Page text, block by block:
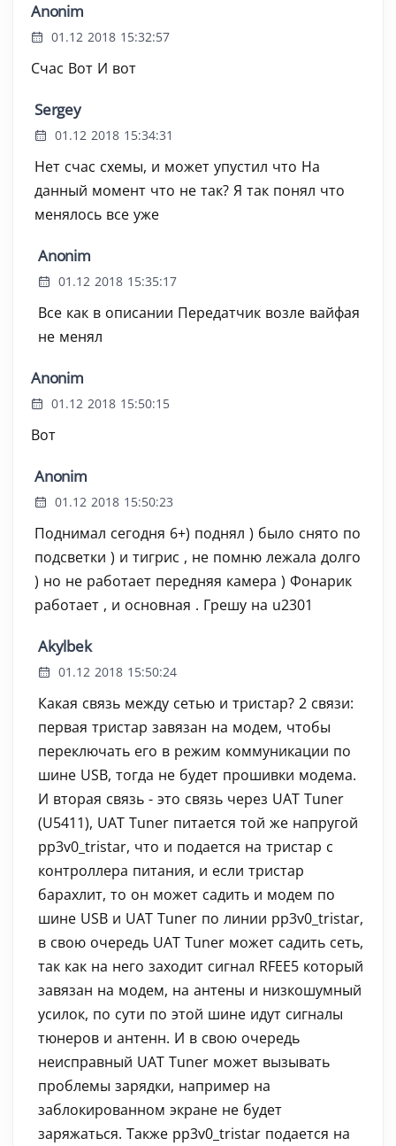
Anonim
01.12 2018 15:32:57
Счас Вот И вот
Sergey
01.12 2018 15:34:31
Нет счас схемы, и может упустил что На
данный момент что не так? Я так понял что
менялось все уже
Anonim
01.12 2018 15:35:17
Все как в описании Передатчик возле вайфая
не менял
Anonim
01.12 2018 15:50:15
Вот
Anonim
01.12 2018 15:50:23
Поднимал сегодня 6+) поднял ) было снято по
подсветки ) и тигрис , не помню лежала долго
) но не работает передняя камера ) Фонарик
работает , и основная . Грешу на u2301
Akylbek
01.12 2018 15:50:24
Какая связь между сетью и тристар? 2 связи:
первая тристар завязан на модем, чтобы
переключать его в режим коммуникации по
шине USB, тогда не будет прошивки модема.
И вторая связь - это связь через UAT Tuner
(U5411), UAT Tuner питается той же напругой
pp3v0_tristar, что и подается на тристар с
контроллера питания, и если тристар
барахлит, то он может садить и модем по
шине USB и UAT Tuner по линии pp3v0_tristar,
в свою очередь UAT Tuner может садить сеть,
так как на него заходит сигнал RFEE5 который
завязан на модем, на антены и низкошумный
усилок, по сути по этой шине идут сигналы
тюнеров и антенн. И в свою очередь
неисправный UAT Tuner может вызывать
проблемы зарядки, например на
заблокированном экране не будет
заряжаться. Также pp3v0_tristar подается на